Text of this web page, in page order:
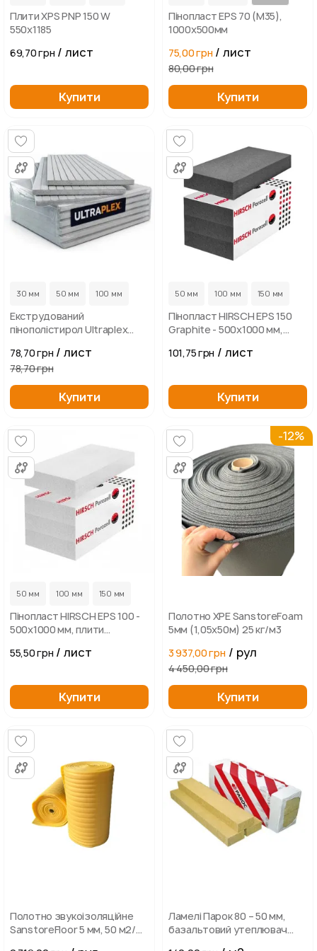
Плити XPS PNP 150 W
550x1185
69,70 грн / лист
Купити
Пінопласт EPS 70 (M35),
1000х500мм
75,00 грн / лист
80,00 грн
Купити
30 мм 50 мм 100 мм
Екструдований
пінополістирол Ultraplex
78,70 грн / лист
78,70 грн
Купити
50 мм 100 мм 150 мм
Пінопласт HIRSCH EPS 150
Graphite - 500х1000 мм,
101,75 грн / лист
Купити
50 мм 100 мм 150 мм
Пінопласт HIRSCH EPS 100 -
500х1000 мм, плити
55,50 грн / лист
Купити
-12%
Полотно XPE SanstoreFoam
5мм (1,05х50м) 25 кг/м3
3 937,00 грн / рул
4 450,00 грн
Купити
Полотно звукоізоляційне
SanstoreFloor 5 мм, 50 м2/
Ламелі Парок 80 – 50 мм,
базальтовий утеплювач